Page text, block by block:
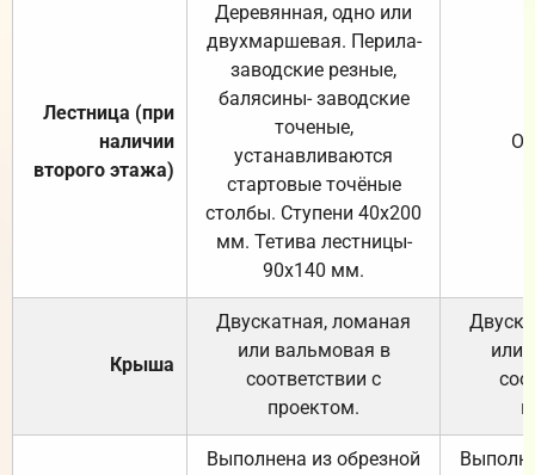
Лестница (при
наличии
второго этажа)
Деревянная, одно или
двухмаршевая. Перила-
заводские резные,
балясины- заводские
точеные,
устанавливаются
стартовые точёные
столбы. Ступени 40х200
мм. Тетива лестницы-
90х140 мм.
Крыша
Двускатная, ломаная
или вальмовая в
соответствии с
проектом.
или
Выполнена из обрезной